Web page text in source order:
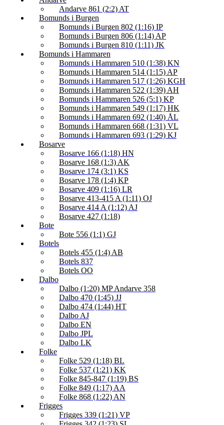
Andarve 861 (2:2) AT
Bomunds i Burgen
Bomunds i Burgen 802 (1:16) IP
Bomunds i Burgen 806 (1:14) AP
Bomunds i Burgen 810 (1:11) JK
Bomunds i Hammaren
Bomunds i Hammaren 510 (1:38) KN
Bomunds i Hammaren 514 (1:15) AP
Bomunds i Hammaren 517 (1:26) KGH
Bomunds i Hammaren 522 (1:39) AH
Bomunds i Hammaren 526 (5:1) KP
Bomunds i Hammaren 549 (1:17) HK
Bomunds i Hammaren 692 (1:40) ÅL
Bomunds i Hammaren 668 (1:31) VL
Bomunds i Hammaren 693 (1:29) KJ
Bosarve
Bosarve 166 (1:18) HN
Bosarve 168 (1:3) AK
Bosarve 174 (3:1) KS
Bosarve 178 (1:4) KP
Bosarve 409 (1:16) LR
Bosarve 413-415 A (1:11) OJ
Bosarve 414 A (1:12) AJ
Bosarve 427 (1:18)
Bote
Bote 556 (1:1) GJ
Botels
Botels 455 (1:4) AB
Botels 837
Botels OO
Dalbo
Dalbo (1:20) MP Andarve 358
Dalbo 470 (1:45) JJ
Dalbo 474 (1:44) HT
Dalbo AJ
Dalbo EN
Dalbo JPL
Dalbo LK
Folke
Folke 529 (1:18) BL
Folke 537 (1:21) KK
Folke 845-847 (1:19) BS
Folke 849 (1:17) AA
Folke 868 (1:22) AN
Frigges
Frigges 339 (1:21) VP